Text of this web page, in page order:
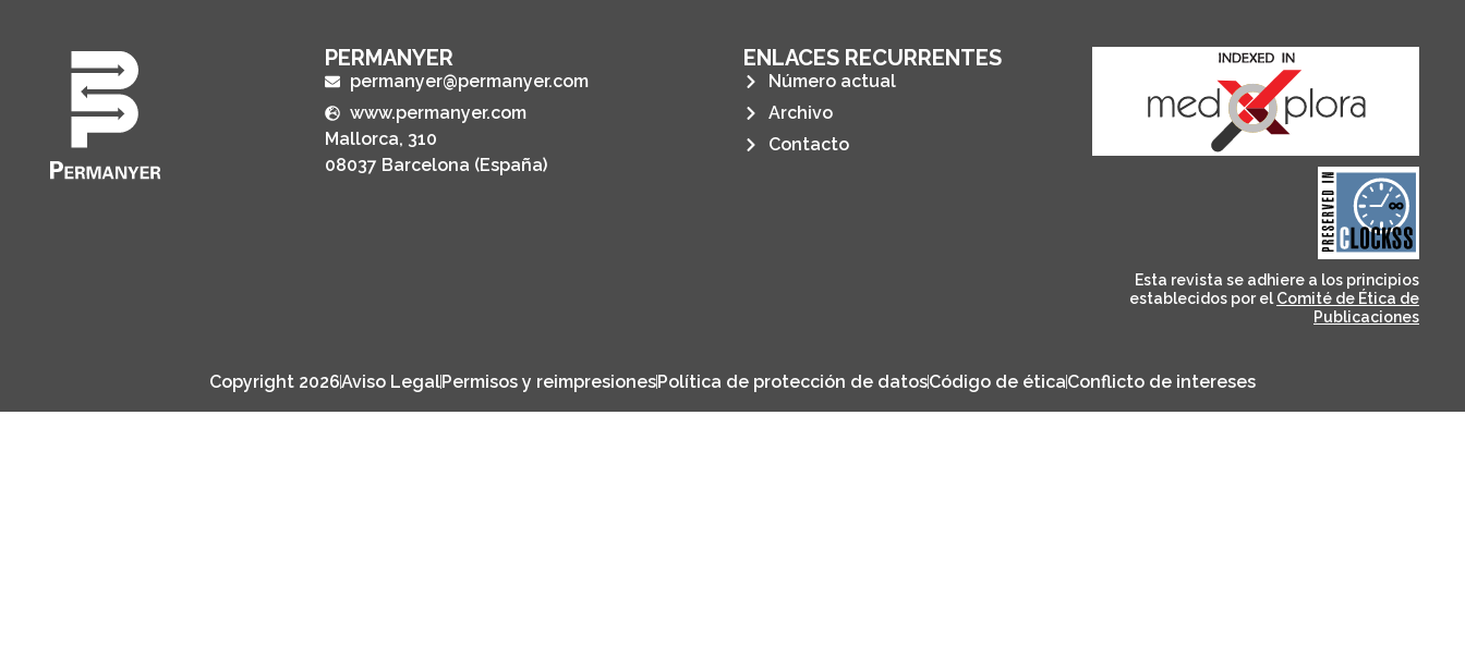
PERMANYER
permanyer@permanyer.com
www.permanyer.com
Mallorca, 310
08037 Barcelona (España)
ENLACES RECURRENTES
Número actual
Archivo
Contacto
CLOCKSS is a dak archive
that ensures the long-
term survival of web-
based scholary
publications, governed by
and for its stakeholders.
Esta revista se adhiere a los principios
establecidos por el Comité de Ética de
Publicaciones
Copyright 2026Aviso LegalPermisos y reimpresionesPolítica de protección de datosCódigo de éticaConflicto de intereses